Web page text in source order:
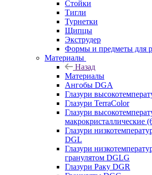
Стойки
Тигли
Турнетки
Щипцы
Экструдер
Формы и предметы для
Материалы
Назад
Материалы
Ангобы DGA
Глазури
Глазури TerraColor
Глазури
макрокристаллические
Глазури
DGL
Глазури
гранулятом DGLG
Глазури Раку DGR